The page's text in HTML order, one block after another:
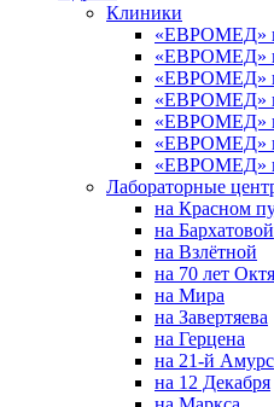
Клиники
«ЕВРОМЕД»
«ЕВРОМЕД»
«ЕВРОМЕД»
«ЕВРОМЕД»
«ЕВРОМЕД»
«ЕВРОМЕД»
«ЕВРОМЕД»
Лабораторные
на Красном
на Бархатовой
на Взлётной
на 70 лет
на Мира
на Завертяева
на Герцена
на 21-й
на 12 Декабря